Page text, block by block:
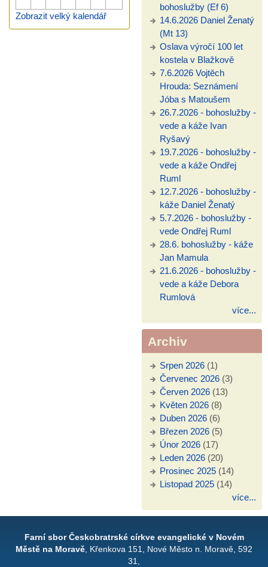
Zobrazit velký kalendář
bohoslužby (Ef 6)
14.6.2026 Daniel Ženatý
(Mt 13)
Oslava výročí 100 let
kostela v Blažkově
7.6.2026 Vojtěch
Hrouda: Seznámení
Jóba s Matoušem
26.7.2026 - bohoslužby -
vede a káže Ivan
Ryšavý
19.7.2026 - bohoslužby -
vede a káže Ondřej
Ruml
12.7.2026 - bohoslužby -
káže Daniel Ženatý
5.7.2026 - bohoslužby -
vede Ondřej Ruml
28.6. bohoslužby - káže
Jan Mamula
21.6.2026 - bohoslužby -
vede a káže Debora
Rumlová
více...
Archiv
Srpen 2026(1)
Červenec 2026(3)
Červen 2026(13)
Květen 2026(8)
Duben 2026(6)
Březen 2026(5)
Únor 2026(17)
Leden 2026(20)
Prosinec 2025(14)
Listopad 2025(14)
více...
Farní sbor Českobratrské církve evangelické v Novém
Městě na Moravě , Křenkova 151, Nové Město n. Moravě, 592
31,